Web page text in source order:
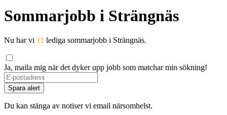
Sommarjobb i Strängnäs
Nu har vi 11 lediga sommarjobb i Strängnäs.
Ja, maila mig när det dyker upp jobb som matchar min sökning!
Spara alert
Du kan stänga av notiser vi email närsomhelst.